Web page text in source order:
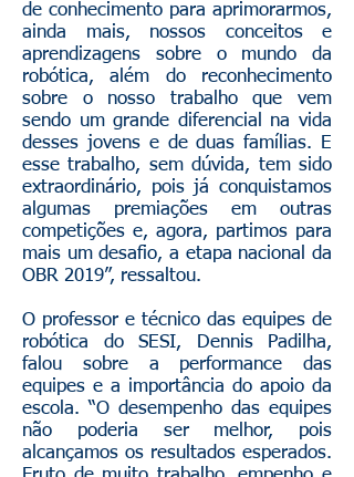
de conhecimento para aprimorarmos,
ainda mais, nossos conceitos e
aprendizagens sobre o mundo da
robótica, além do reconhecimento
sobre o nosso trabalho que vem
sendo um grande diferencial na vida
desses jovens e de duas famílias. E
esse trabalho, sem dúvida, tem sido
extraordinário, pois já conquistamos
algumas premiações em outras
competições e, agora, partimos para
mais um desafio, a etapa nacional da
OBR 2019”, ressaltou.
O professor e técnico das equipes de
robótica do SESI, Dennis Padilha,
falou sobre a performance das
equipes e a importância do apoio da
escola. “O desempenho das equipes
não poderia ser melhor, pois
alcançamos os resultados esperados.